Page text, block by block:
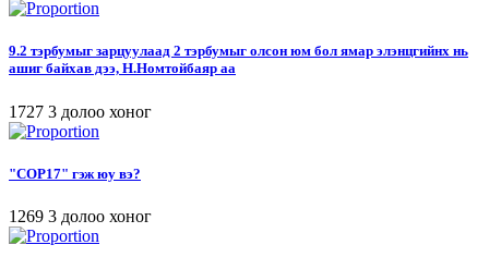
9.2 тэрбумыг зарцуулаад 2 тэрбумыг олсон юм бол ямар элэнцгийнх нь
ашиг байхав дээ, Н.Номтойбаяр аа
1727 3 долоо хоног
"COP17" гэж юу вэ?
1269 3 долоо хоног